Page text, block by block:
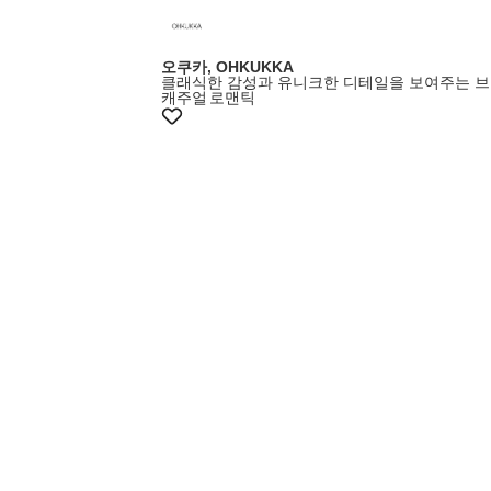
오쿠카, OHKUKKA
클래식한 감성과 유니크한 디테일을 보여주는
캐주얼 로맨틱